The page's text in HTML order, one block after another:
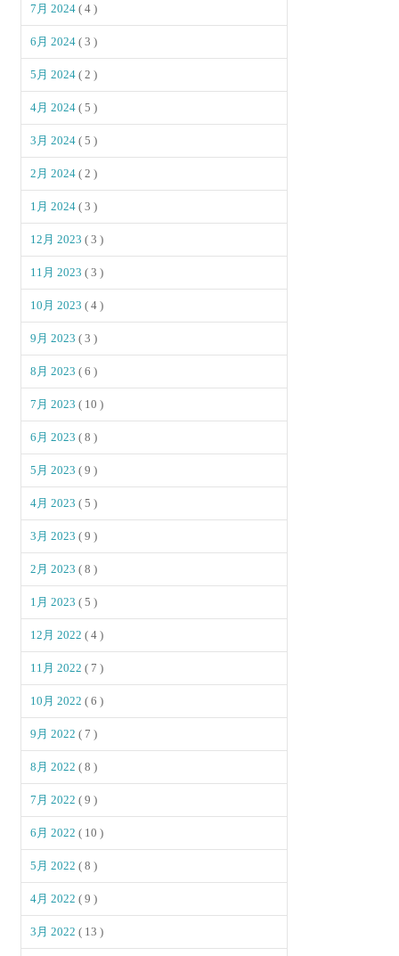
7月 2024( 4 )
6月 2024( 3 )
5月 2024( 2 )
4月 2024( 5 )
3月 2024( 5 )
2月 2024( 2 )
1月 2024( 3 )
12月 2023( 3 )
11月 2023( 3 )
10月 2023( 4 )
9月 2023( 3 )
8月 2023( 6 )
7月 2023( 10 )
6月 2023( 8 )
5月 2023( 9 )
4月 2023( 5 )
3月 2023( 9 )
2月 2023( 8 )
1月 2023( 5 )
12月 2022( 4 )
11月 2022( 7 )
10月 2022( 6 )
9月 2022( 7 )
8月 2022( 8 )
7月 2022( 9 )
6月 2022( 10 )
5月 2022( 8 )
4月 2022( 9 )
3月 2022( 13 )